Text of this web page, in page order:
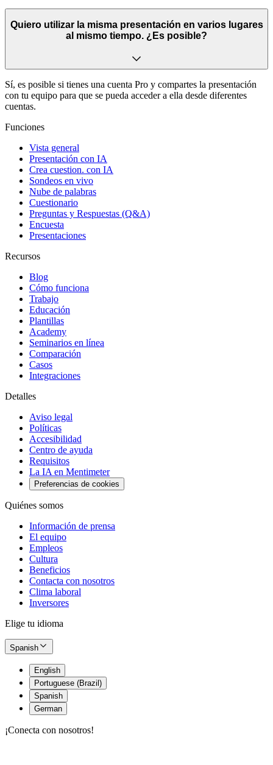
Quiero utilizar la misma presentación en varios lugares
al mismo tiempo. ¿Es posible?
Sí, es posible si tienes una cuenta Pro y compartes la presentación
con tu equipo para que se pueda acceder a ella desde diferentes
cuentas.
Funciones
Vista general
Presentación con IA
Crea cuestion. con IA
Sondeos en vivo
Nube de palabras
Cuestionario
Preguntas y Respuestas (Q&A)
Encuesta
Presentaciones
Recursos
Blog
Cómo funciona
Trabajo
Educación
Plantillas
Academy
Seminarios en línea
Comparación
Casos
Integraciones
Detalles
Aviso legal
Políticas
Accesibilidad
Centro de ayuda
Requisitos
La IA en Mentimeter
Preferencias de cookies
Quiénes somos
Información de prensa
El equipo
Empleos
Cultura
Beneficios
Contacta con nosotros
Clima laboral
Inversores
Elige tu idioma
Spanish
English
Portuguese (Brazil)
Spanish
German
¡Conecta con nosotros!